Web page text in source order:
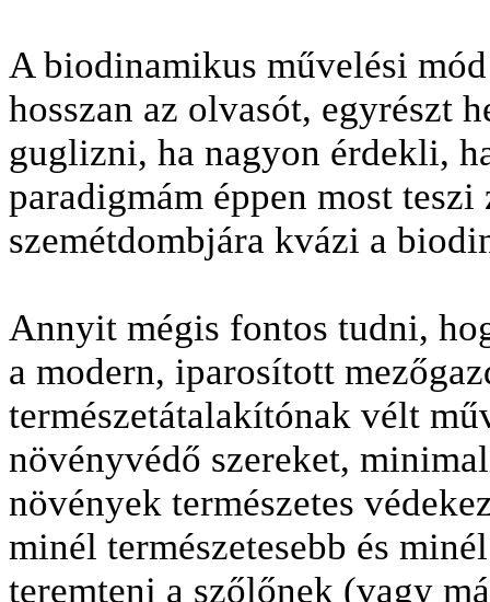
A biodinamikus művelési
hosszan az olvasót, egyrészt
guglizni, ha nagyon érdekli,
paradigmám éppen most
szemétdombjára kvázi a
Annyit mégis fontos tudni,
a modern, iparosított
természetátalakítónak vélt
növényvédő szereket,
növények természetes
minél természetesebb és
teremteni a szőlőnek (vagy